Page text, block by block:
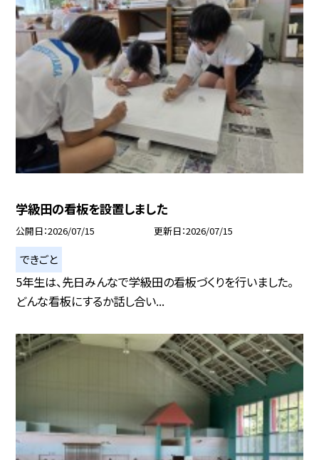
学級田の看板を設置しました
公開日 2026/07/15 更新日 2026/07/15
できごと
5年生は、先日みんなで学級田の看板づくりを行いました。
どんな看板にするか話し合い...